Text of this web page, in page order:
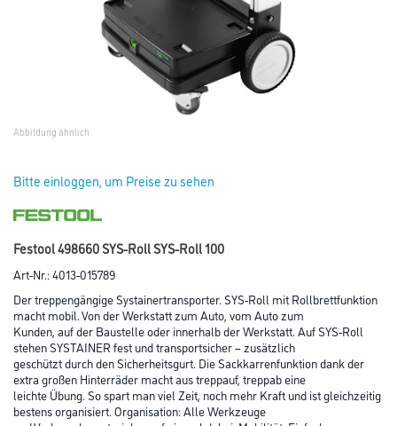
Abbildung ähnlich
Bitte einloggen, um Preise zu sehen
Festool 498660 SYS-Roll SYS-Roll 100
Art-Nr.:4013-015789
Der treppengängige Systainertransporter. SYS-Roll mit Rollbrettfunktion
macht mobil. Von der Werkstatt zum Auto, vom Auto zum
Kunden, auf der Baustelle oder innerhalb der Werkstatt. Auf SYS-Roll
stehen SYSTAINER fest und transportsicher – zusätzlich
geschützt durch den Sicherheitsgurt. Die Sackkarrenfunktion dank der
extra großen Hinterräder macht aus treppauf, treppab eine
leichte Übung. So spart man viel Zeit, noch mehr Kraft und ist gleichzeitig
bestens organisiert. Organisation: Alle Werkzeuge